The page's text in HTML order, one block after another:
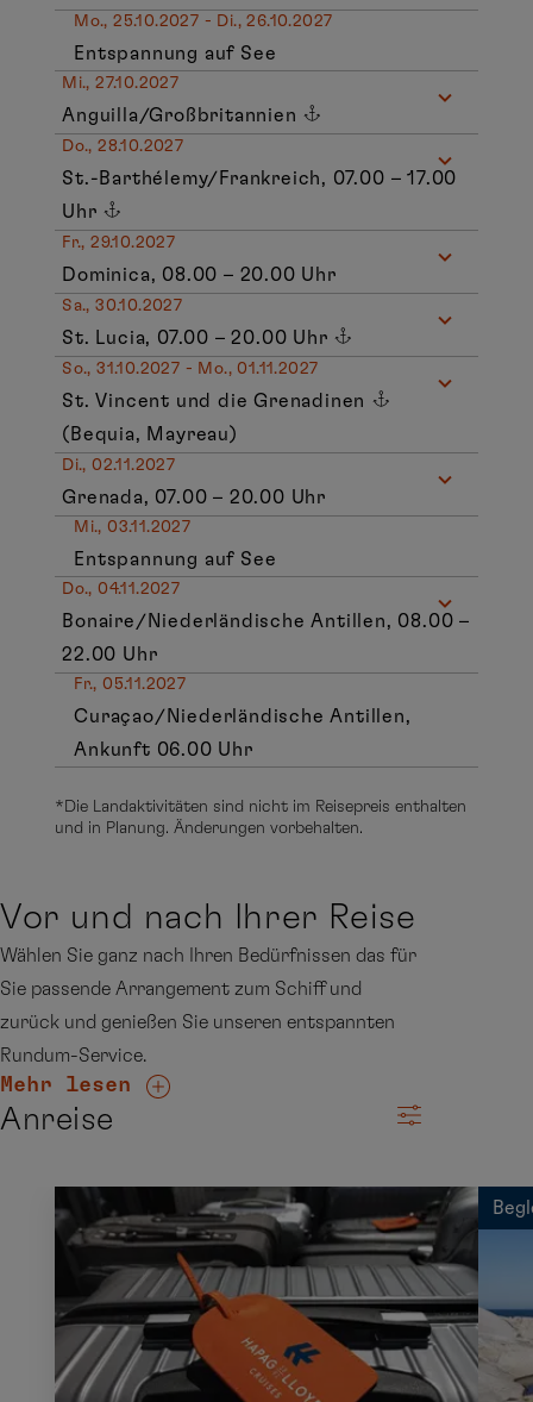
Mo., 25.10.2027 - Di., 26.10.2027
Entspannung auf See
Mi., 27.10.2027
Anguilla/Großbritannien
Do., 28.10.2027
St.-Barthélemy/Frankreich, 07.00 – 17.00
Uhr
Fr., 29.10.2027
Dominica, 08.00 – 20.00 Uhr
Sa., 30.10.2027
St. Lucia, 07.00 – 20.00 Uhr
So., 31.10.2027 - Mo., 01.11.2027
St. Vincent und die Grenadinen
(Bequia, Mayreau)
Di., 02.11.2027
Grenada, 07.00 – 20.00 Uhr
Mi., 03.11.2027
Entspannung auf See
Do., 04.11.2027
Bonaire/Niederländische Antillen, 08.00 –
22.00 Uhr
Fr., 05.11.2027
Curaçao/Niederländische Antillen,
Ankunft 06.00 Uhr
*Die Landaktivitäten sind nicht im Reisepreis enthalten
und in Planung. Änderungen vorbehalten.
Vor und nach Ihrer Reise
Wählen Sie ganz nach Ihren Bedürfnissen das für
Sie passende Arrangement zum Schiff und
zurück und genießen Sie unseren entspannten
Rundum-Service.
Mehr lesen
Anreise